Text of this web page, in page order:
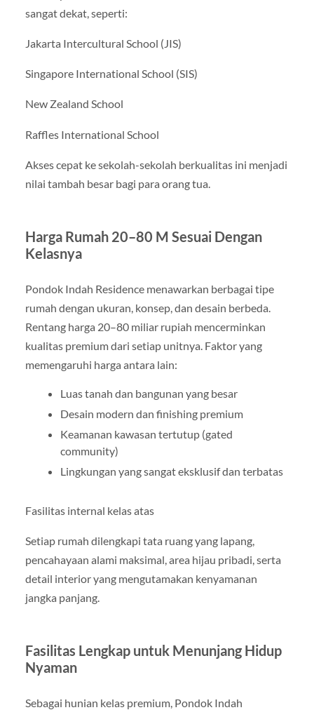
sangat dekat, seperti:
Jakarta Intercultural School (JIS)
Singapore International School (SIS)
New Zealand School
Raffles International School
Akses cepat ke sekolah-sekolah berkualitas ini menjadi
nilai tambah besar bagi para orang tua.
Harga Rumah 20–80 M Sesuai Dengan
Kelasnya
Pondok Indah Residence menawarkan berbagai tipe
rumah dengan ukuran, konsep, dan desain berbeda.
Rentang harga 20–80 miliar rupiah mencerminkan
kualitas premium dari setiap unitnya. Faktor yang
memengaruhi harga antara lain:
Luas tanah dan bangunan yang besar
Desain modern dan finishing premium
Keamanan kawasan tertutup (gated
community)
Lingkungan yang sangat eksklusif dan terbatas
Fasilitas internal kelas atas
Setiap rumah dilengkapi tata ruang yang lapang,
pencahayaan alami maksimal, area hijau pribadi, serta
detail interior yang mengutamakan kenyamanan
jangka panjang.
Fasilitas Lengkap untuk Menunjang Hidup
Nyaman
Sebagai hunian kelas premium, Pondok Indah